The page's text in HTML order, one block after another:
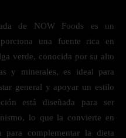
de NOW Foods es un
una fuente rica en
verde, conocida por su alto
y minerales, es ideal para
general y apoyar un estilo
está diseñada para ser
lo que la convierte en
complementar la dieta